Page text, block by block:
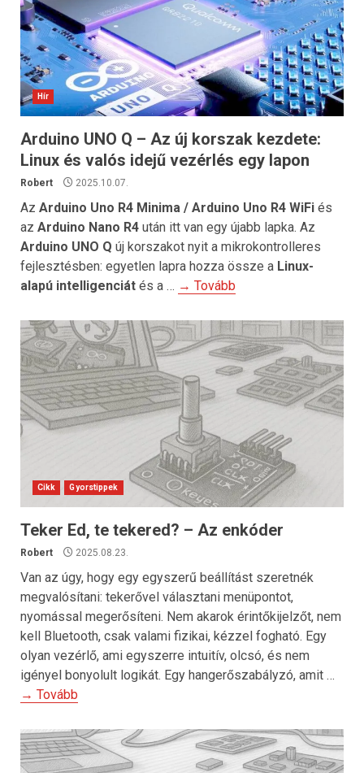
Hír
Arduino UNO Q – Az új korszak kezdete:
Linux és valós idejű vezérlés egy lapon
Robert 2025.10.07.
Az Arduino Uno R4 Minima / Arduino Uno R4 WiFi és
az Arduino Nano R4 után itt van egy újabb lapka. Az
Arduino UNO Q új korszakot nyit a mikrokontrolleres
fejlesztésben: egyetlen lapra hozza össze a Linux-
alapú intelligenciát és a … → Tovább
Cikk Gyorstippek
Teker Ed, te tekered? – Az enkóder
Robert 2025.08.23.
Van az úgy, hogy egy egyszerű beállítást szeretnék
megvalósítani: tekerővel választani menüpontot,
nyomással megerősíteni. Nem akarok érintőkijelzőt, nem
kell Bluetooth, csak valami fizikai, kézzel fogható. Egy
olyan vezérlő, ami egyszerre intuitív, olcsó, és nem
igényel bonyolult logikát. Egy hangerőszabályzó, amit …
→ Tovább